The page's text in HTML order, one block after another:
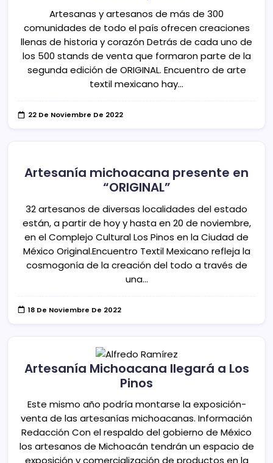
Artesanas y artesanos de más de 300
comunidades de todo el país ofrecen creaciones
llenas de historia y corazón Detrás de cada uno de
los 500 stands de venta que formaron parte de la
segunda edición de ORIGINAL. Encuentro de arte
textil mexicano hay…
22 De Noviembre De 2022
Artesanía michoacana presente en
“ORIGINAL”
32 artesanos de diversas localidades del estado
están, a partir de hoy y hasta en 20 de noviembre,
en el Complejo Cultural Los Pinos en la Ciudad de
México Original.Encuentro Textil Mexicano refleja la
cosmogonía de la creación del todo a través de
una…
18 De Noviembre De 2022
Artesanía Michoacana llegará a Los
Pinos
Este mismo año podría montarse la exposición-
venta de las artesanías michoacanas. Información
Redacción Con el respaldo del gobierno de México
los artesanos de Michoacán tendrán un espacio de